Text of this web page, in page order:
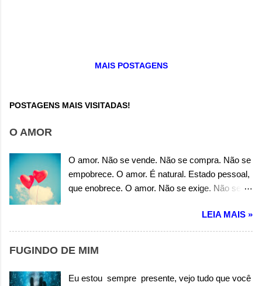
MAIS POSTAGENS
POSTAGENS MAIS VISITADAS!
O AMOR
O amor. Não se vende. Não se compra. Não se
empobrece. O amor. É natural. Estado pessoal,
que enobrece. O amor. Não se exige. Não se
Estado de graça, que se estabelece. O amor.
Não é egoísta. Não é pessimista. Não é ilusão.
LEIA MAIS »
FUGINDO DE MIM
Eu estou sempre presente, vejo tudo que você